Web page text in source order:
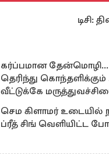
டிசி:
கர்ப்பமான
தெரிந்து
வீட்டுக்கே
வரவழைத்த அதிரடி
செம கிளாமர் உடையில்
ப்ரீத் சிங் வெளியிட்ட